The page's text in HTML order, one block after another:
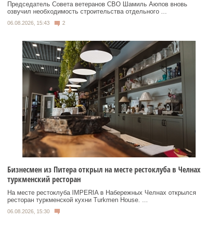
Председатель Совета ветеранов СВО Шамиль Аюпов вновь
озвучил необходимость строительства отдельного ...
06.08.2026, 15:43 2
Бизнесмен из Питера открыл на месте рестоклуба в Челнах
туркменский ресторан
На месте рестоклуба IMPERIA в Набережных Челнах открылся
ресторан туркменской кухни Turkmen House. ...
06.08.2026, 15:30